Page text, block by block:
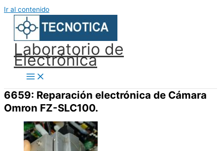
Ir al contenido
Laboratorio de
Electrónica
6659: Reparación electrónica de Cámara
Omron FZ-SLC100.